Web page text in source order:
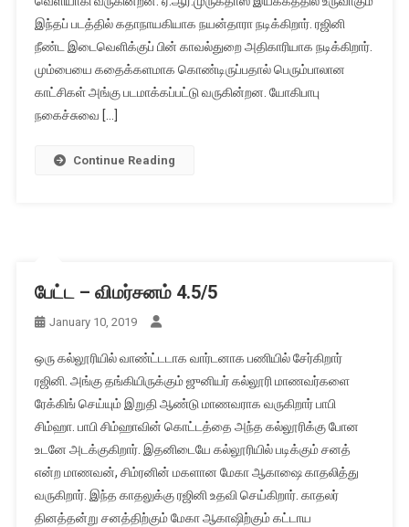
இந்தப் படத்தில் கதாநாயகியாக நயன்தாரா நடிக்கிறார். ரஜினி
நீண்ட இடைவெளிக்குப் பின் காவல்துறை அதிகாரியாக நடிக்கிறார்.
மும்பையை கதைக்களமாக கொண்டிருப்பதால் பெரும்பாலான
காட்சிகள் அங்கு படமாக்கப்பட்டு வருகின்றன. யோகிபாபு
நகைச்சுவை […]
Continue Reading
பேட்ட – விமர்சனம் 4.5/5
January 10, 2019
ஒரு கல்லூரியில் வாண்ட்டடாக வார்டனாக பணியில் சேர்கிறார்
ரஜினி. அங்கு தங்கியிருக்கும் ஜுனியர் கல்லூரி மாணவர்களை
ரேக்கிங் செய்யும் இறுதி ஆண்டு மாணவராக வருகிறார் பாபி
சிம்ஹா. பாபி சிம்ஹாவின் கொட்டத்தை அந்த கல்லூரிக்கு போன
உடனே அடக்குகிறார். இதனிடையே கல்லூரியில் படிக்கும் சனத்
என்ற மாணவன், சிம்ரனின் மகளான மேகா ஆகாஷை காதலித்து
வருகிறார். இந்த காதலுக்கு ரஜினி உதவி செய்கிறார். காதலர்
தினத்தன்று சனத்திற்கும் மேகா ஆகாஷிற்கும் கட்டாய